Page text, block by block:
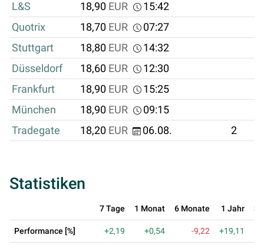
L&S
18,90 EUR
15:42
Quotrix
18,70 EUR
07:27
Stuttgart
18,80 EUR
14:32
Düsseldorf
18,60 EUR
12:30
Frankfurt
18,90 EUR
15:25
München
18,90 EUR
09:15
Tradegate
18,20 EUR 06.08. 2
Statistiken
7 Tage 1 Monat 6 Monate 1 Jahr 3
Performance [%] +2,19 +0,54 -9,22 +19,11